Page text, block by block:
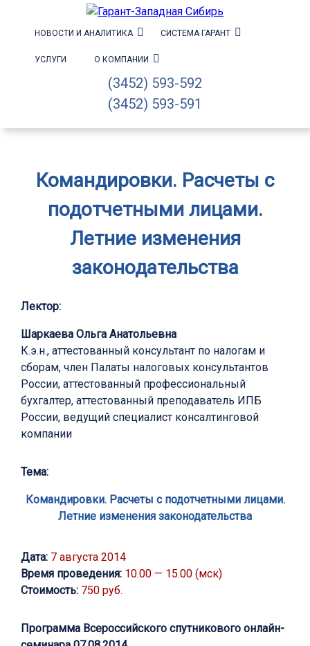
НОВОСТИ И АНАЛИТИКА СИСТЕМА ГАРАНТ
УСЛУГИ О КОМПАНИИ
(3452) 593-592
(3452) 593-591
Командировки. Расчеты с
подотчетными лицами.
Летние изменения
законодательства
Лектор:
Шаркаева Ольга Анатольевна
К.э.н., аттестованный консультант по налогам и
сборам, член Палаты налоговых консультантов
России, аттестованный профессиональный
бухгалтер, аттестованный преподаватель ИПБ
России, ведущий специалист консалтинговой
компании
Тема:
Командировки. Расчеты с подотчетными лицами.
Летние изменения законодательства
Дата: 7 августа 2014
Время проведения: 10.00 — 15.00 (мск)
Стоимость: 750 руб.
Программа Всероссийского спутникового онлайн-